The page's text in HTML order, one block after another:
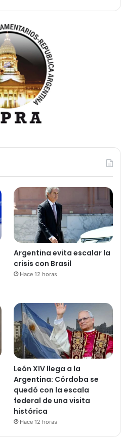
Argentina evita escalar la
crisis con Brasil
Hace 12 horas
León XIV llega a la
Argentina: Córdoba se
quedó con la escala
federal de una visita
histórica
Hace 12 horas